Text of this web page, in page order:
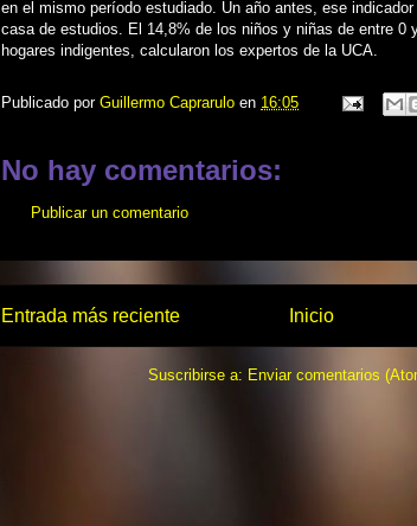
en el mismo período estudiado. Un año antes, ese
casa de estudios. El 14,8% de los niños y niñas de entre 0
hogares indigentes, calcularon los expertos de la UCA.
Publicado por Guillermo Caprarulo en 16:05
No hay comentarios:
Publicar un comentario
Entrada más reciente Inicio
Suscribirse a: Enviar comentarios